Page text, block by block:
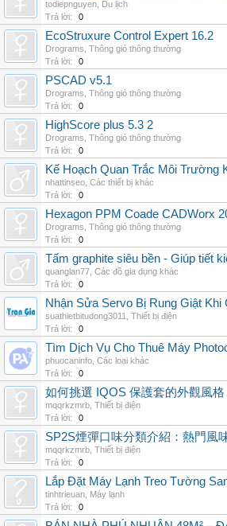
todiepnguyen Du lịch
Trả lời:
0
EcoStruxure Control Expert 16.2
Drograms Thông gió thông thường
Trả lời:
0
PSCAD v5.1
Drograms Thông gió thông thường
Trả lời:
0
HighScore plus 5.3 2
Drograms Thông gió thông thường
Trả lời:
0
Kế Hoạch Quan Trắc Môi Trường
nhattinseo Các thiết bị khác
Trả lời:
0
Hexagon PPM Coade CADWorx
Drograms Thông gió thông thường
Trả lời:
0
Tấm graphite siêu bền - Giúp tiết
quanglan77 Các đồ gia dụng khác
Trả lời:
0
Nhận Sửa Servo Bị Rung Giật
suathietbitudong3011
Thiết bị điện
Trả lời:
0
Tìm Dịch Vụ Cho Thuê Máy
phuocaninfo Các loại khác
Trả lời:
0
如何挑選 IQOS 保護套的外觀風
mqqrkzmrb Thiết bị điện
Trả lời:
0
SP2S煙彈口味分類介紹：熱門風
mqqrkzmrb Thiết bị điện
Trả lời:
0
Lắp Đặt Máy Lạnh Treo Tường
tinhtrieuan Máy lạnh
Trả lời:
0